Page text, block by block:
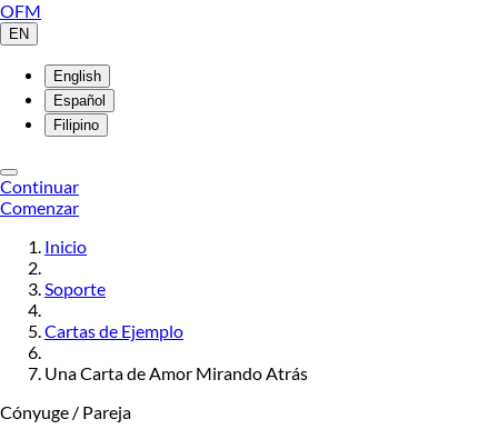
OFM
EN
English
Español
Filipino
Continuar
Comenzar
Inicio
Soporte
Cartas de Ejemplo
Una Carta de Amor Mirando Atrás
Cónyuge / Pareja